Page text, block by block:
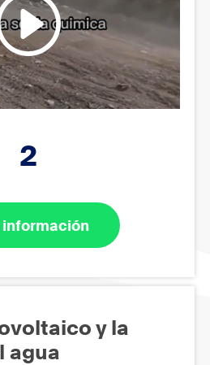
2
información
y la
agua